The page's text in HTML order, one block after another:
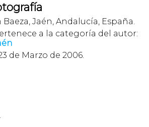
Jaén, Andalucía, España.
a la categoría del autor:
de Marzo de 2006.